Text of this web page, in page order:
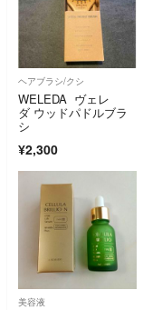
ヘアブラシ/クシ
WELEDA ヴェレ
ダ ウッドパドルブラ
シ
¥2,300
美容液